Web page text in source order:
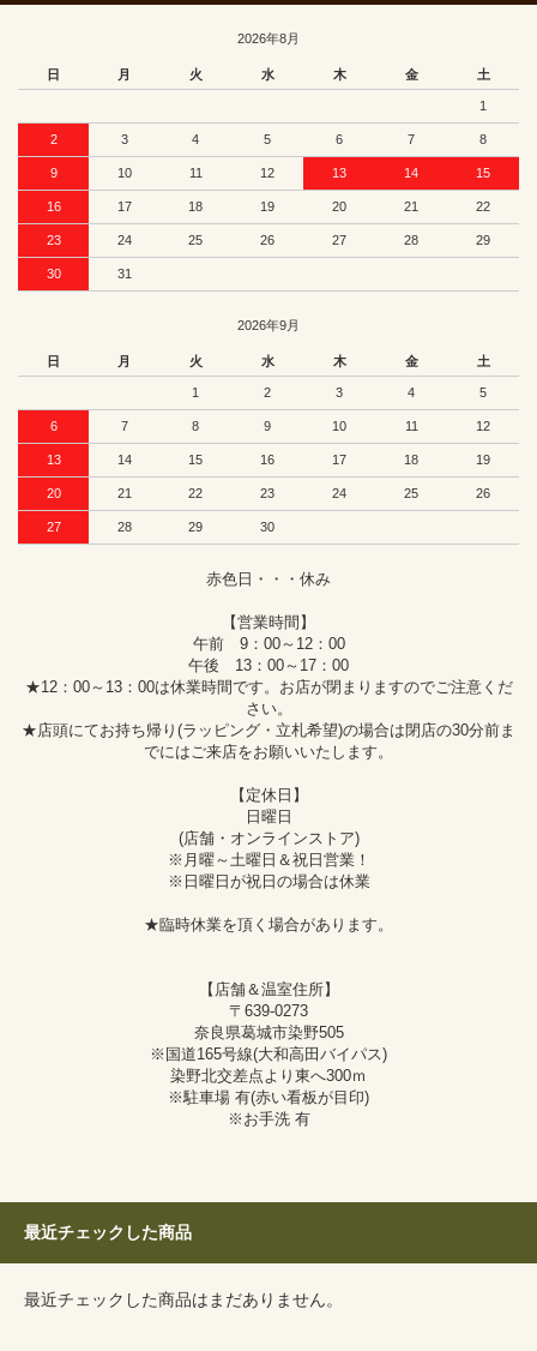
2026年8月
日 月 火 水 木 金 土
1
2 3 4 5 6 7 8
9 10 11 12 13 14 15
16 17 18 19 20 21 22
23 24 25 26 27 28 29
30 31
2026年9月
日 月 火 水 木 金 土
1 2 3 4 5
6 7 8 9 10 11 12
13 14 15 16 17 18 19
20 21 22 23 24 25 26
27 28 29 30
赤色日・・・休み
【営業時間】
午前 9：00～12：00
午後 13：00～17：00
★12：00～13：00は休業時間です。お店が閉まりますのでご注意くだ
さい。
★店頭にてお持ち帰り(ラッピング・立札希望)の場合は閉店の30分前ま
でにはご来店をお願いいたします。
【定休日】
日曜日
(店舗・オンラインストア)
※月曜～土曜日＆祝日営業！
※日曜日が祝日の場合は休業
★臨時休業を頂く場合があります。
【店舗＆温室住所】
〒639-0273
奈良県葛城市染野505
※国道165号線(大和高田バイパス)
染野北交差点より東へ300ｍ
※駐車場 有(赤い看板が目印)
※お手洗 有
最近チェックした商品
最近チェックした商品はまだありません。